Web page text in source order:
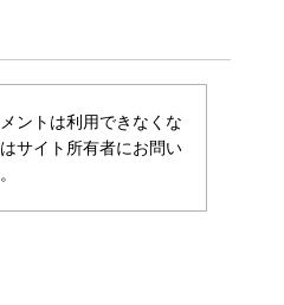
催されたグローバルFinTech
FIBC2019にScalar社共同代
、国内部門の大賞を受賞いた
大賞は、 金融市場へのインパ
ビジネスモデルの革新性 ビ
ントは利用できなくな
サイト所有者にお問い